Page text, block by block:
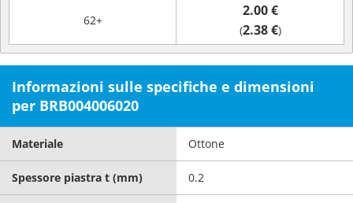
62+
2.00 €
(2.38 €)
Informazioni sulle specifiche e dimensioni
per BRB004006020
Materiale Ottone
Spessore piastra t (mm) 0.2